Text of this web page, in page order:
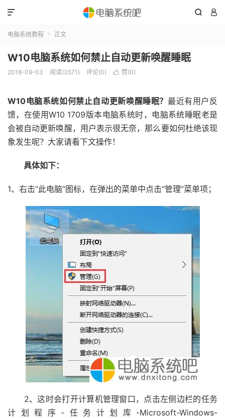
 

电脑系统教程  正文
W10电脑系统如何禁止自动更新唤醒睡眠
2018-09-03 阅读(3571) 评论(0)  赞(0)
W10电脑系统如何禁止自动更新唤醒睡眠？ 最近有用户反
馈，在使用W10 1709版本电脑系统时，电脑系统睡眠老是
会被自动更新唤醒，用户表示很无奈，那么要如何杜绝该现
象发生呢？大家请看下文操作！
具体如下：
1、右击“此电脑”图标，在弹出的菜单中点击“管理”菜单项；
2、这时会打开计算机管理窗口，点击左侧边栏的任务
计划程序-任务计划库-Microsoft-Windows-